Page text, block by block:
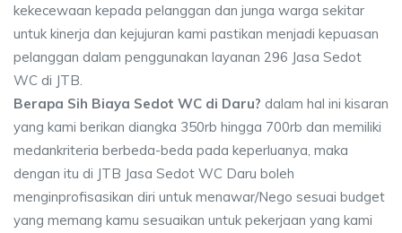
kekecewaan kepada pelanggan dan junga warga sekitar
untuk kinerja dan kejujuran kami pastikan menjadi kepuasan
pelanggan dalam penggunakan layanan 296 Jasa Sedot
WC di JTB.
Berapa Sih Biaya Sedot WC di Daru? dalam hal ini kisaran
yang kami berikan diangka 350rb hingga 700rb dan memiliki
medankriteria berbeda-beda pada keperluanya, maka
dengan itu di JTB Jasa Sedot WC Daru boleh
menginprofisasikan diri untuk menawar/Nego sesuai budget
yang memang kamu sesuaikan untuk pekerjaan yang kami